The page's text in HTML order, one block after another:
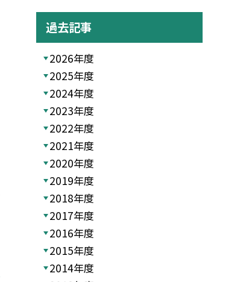
過去記事
2026年度
2025年度
2024年度
2023年度
2022年度
2021年度
2020年度
2019年度
2018年度
2017年度
2016年度
2015年度
2014年度